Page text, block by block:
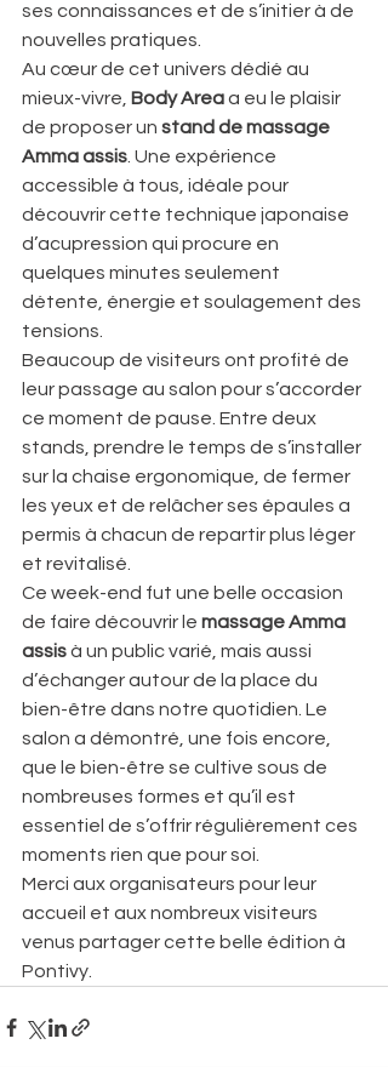
ses connaissances et de s’initier à de
nouvelles pratiques.
Au cœur de cet univers dédié au
mieux-vivre, Body Area a eu le plaisir
de proposer un stand de massage
Amma assis . Une expérience
accessible à tous, idéale pour
découvrir cette technique japonaise
d’acupression qui procure en
quelques minutes seulement
détente, énergie et soulagement des
tensions.
Beaucoup de visiteurs ont profité de
leur passage au salon pour s’accorder
ce moment de pause. Entre deux
stands, prendre le temps de s’installer
sur la chaise ergonomique, de fermer
les yeux et de relâcher ses épaules a
permis à chacun de repartir plus léger
et revitalisé.
Ce week-end fut une belle occasion
de faire découvrir le massage Amma
assis à un public varié, mais aussi
d’échanger autour de la place du
bien-être dans notre quotidien. Le
salon a démontré, une fois encore,
que le bien-être se cultive sous de
nombreuses formes et qu’il est
essentiel de s’offrir régulièrement ces
moments rien que pour soi.
Merci aux organisateurs pour leur
accueil et aux nombreux visiteurs
venus partager cette belle édition à
Pontivy.